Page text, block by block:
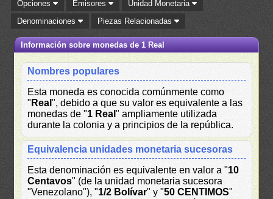
Opciones Emisores
Unidad Monetaria
Denominaciones
Piezas Relacionadas
Información sobre monedas de 1 Real
Nombres populares
Esta moneda es conocida comúnmente como
" Real", debido a que su valor es equivalente a las
monedas de "1 Real" ampliamente utilizada
durante la colonia y a principios de la república.
Equivalencia unidades monetaria sucesoras
Esta denominación es equivalente en valor a "10
Centavos" (de la unidad monetaria sucesora
"Venezolano"), "1/2 Bolívar" y "50 CENTIMOS"